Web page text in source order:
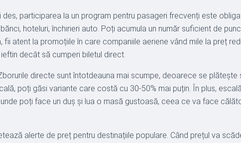
participarea la un program pentru pasageri frecvenți este
hoteluri, închirieri auto. Poți acumula un număr suficient de
atent la promoțiile în care companiile aeriene vând mile la preț
decât să cumperi biletul direct.
directe sunt întotdeauna mai scumpe, deoarece se plătește
poți găsi variante care costă cu 30-50% mai puțin. În plus,
poți face un duș și lua o masă gustoasă, ceea ce va face
alerte de preț pentru destinațiile populare. Când prețul va